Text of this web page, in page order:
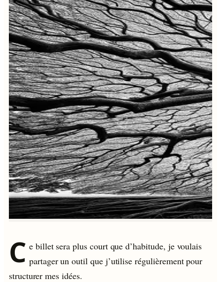
C e billet sera plus court que d’habitude, je voulais
partager un outil que j’utilise régulièrement pour
structurer mes idées.